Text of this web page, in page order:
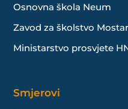
Osnovna škola Neum
Zavod za školstvo Mostar
Ministarstvo prosvjete
Smjerovi